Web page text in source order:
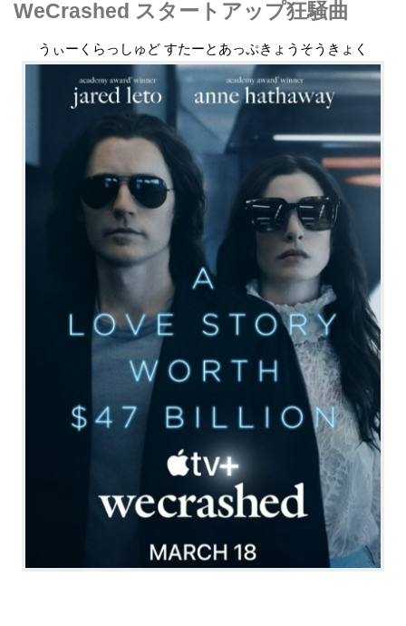
WeCrashed スタートアップ狂騒曲
うぃーくらっしゅど すたーとあっぷきょうそうきょく